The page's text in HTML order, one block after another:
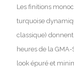
Les finitions
turquoise
classique)
heures de la
look épuré et